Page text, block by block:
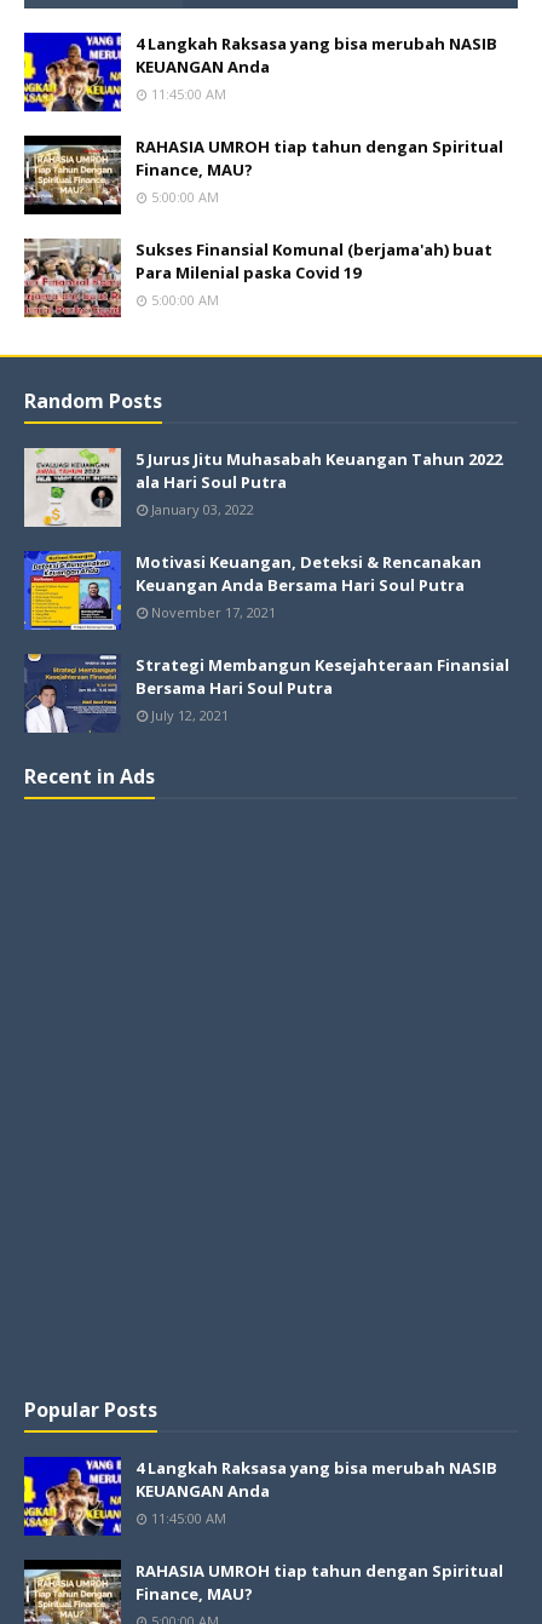
4 Langkah Raksasa yang bisa merubah NASIB
KEUANGAN Anda
11:45:00 AM
RAHASIA UMROH tiap tahun dengan Spiritual
Finance, MAU?
5:00:00 AM
Sukses Finansial Komunal (berjama'ah) buat
Para Milenial paska Covid 19
5:00:00 AM
Random Posts
5 Jurus Jitu Muhasabah Keuangan Tahun 2022
ala Hari Soul Putra
January 03, 2022
Motivasi Keuangan, Deteksi & Rencanakan
Keuangan Anda Bersama Hari Soul Putra
November 17, 2021
Strategi Membangun Kesejahteraan Finansial
Bersama Hari Soul Putra
July 12, 2021
Recent in Ads
Popular Posts
4 Langkah Raksasa yang bisa merubah NASIB
KEUANGAN Anda
11:45:00 AM
RAHASIA UMROH tiap tahun dengan Spiritual
Finance, MAU?